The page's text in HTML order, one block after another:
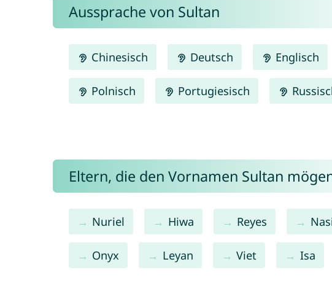
Aussprache von Sultan
Chinesisch Deutsch Englisch
Polnisch Portugiesisch
Eltern, die den Vornamen Sultan
Nuriel Hiwa Reyes
Onyx Leyan Viet Isa